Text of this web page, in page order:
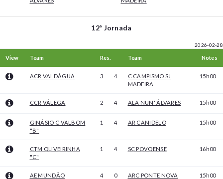
12ª Jornada
2026-02-28
View Team Res. Team Notes
ACR VALDÁGUA 3 4
C CAMPISMO SJ
MADEIRA
15h00
CCR VÁLEGA 2 4 ALA NUN' ÁLVARES 15h00
GINÁSIO C VALBOM
"B"
1 4 AR CANIDELO 15h00
CTM OLIVEIRINHA
"C"
1 4 SC POVOENSE 16h00
AE MUNDÃO 4 0 ARC PONTE NOVA 15h00